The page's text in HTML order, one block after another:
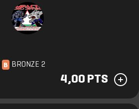
B BRONZE 2
4,00 PTS